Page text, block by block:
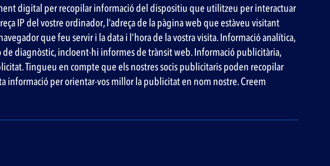
digital per recopilar informació del dispositiu que utilitzeu per interactuar
IP del vostre ordinador, l’adreça de la pàgina web que estàveu visitant
que feu servir i la data i l’hora de la vostra visita. Informació analítica,
diagnòstic, incloent-hi informes de trànsit web. Informació publicitària,
Tingueu en compte que els nostres socis publicitaris poden recopilar
informació per orientar-vos millor la publicitat en nom nostre. Creem